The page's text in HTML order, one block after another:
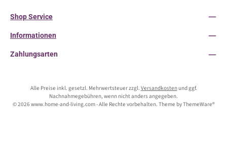
Shop Service
Informationen
Zahlungsarten
Alle Preise inkl. gesetzl. Mehrwertsteuer zzgl. Versandkostenund ggf.
Nachnahmegebühren, wenn nicht anders angegeben.
© 2026 www.home-and-living.com - Alle Rechte vorbehalten. Theme byThemeWare®